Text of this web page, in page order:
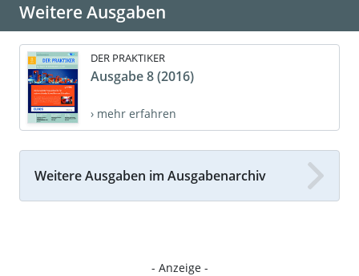
Weitere Ausgaben
DER PRAKTIKER
Ausgabe 8 (2016)
› mehr erfahren
Weitere Ausgaben im Ausgabenarchiv
- Anzeige -